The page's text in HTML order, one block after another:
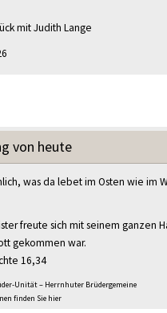
mit Judith Lange
von heute
was da lebet im Osten wie im
freute sich mit seinem ganzen
gekommen war.
16,34
Unität – Herrnhuter Brüdergemeine
finden Sie hier